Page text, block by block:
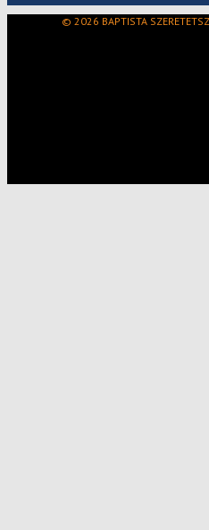
© 2026 BAPTISTA